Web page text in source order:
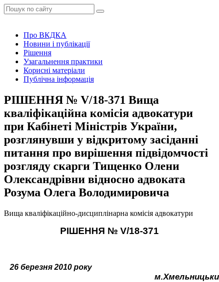
Про ВКДКА
Новини і публікації
Рішення
Узагальнення практики
Корисні матеріали
Публічна інформація
РІШЕННЯ № V/18-371 Вища
кваліфікаційна комісія адвокатури
при Кабінеті Міністрів України,
розглянувши у відкритому засіданні
питання про вирішення підвідомчості
розгляду скарги Тищенко Олени
Олександрівни відносно адвоката
Розума Олега Володимировича
Вища кваліфікаційно-дисциплінарна комісія адвокатури
РІШЕННЯ № V/18-371
26 березня 2010 року